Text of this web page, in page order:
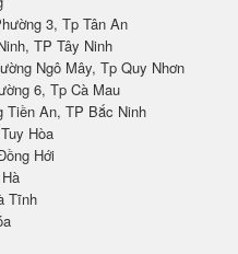
3, Tp Tân An
TP Tây Ninh
Ngô Mây, Tp Quy Nhơn
6, Tp Cà Mau
Tiền An, TP Bắc Ninh
Hòa
Hới
Tĩnh